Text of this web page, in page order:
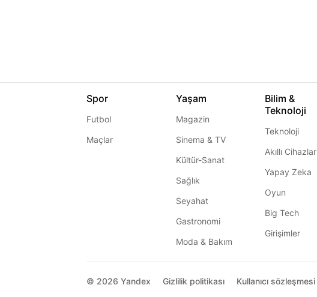
Spor
Futbol
Maçlar
Yaşam
Magazin
Sinema & TV
Kültür-Sanat
Sağlık
Seyahat
Gastronomi
Moda & Bakım
Bilim &
Teknoloji
Teknoloji
Akıllı Cihazlar
Yapay Zeka
Oyun
Big Tech
Girişimler
© 2026 Yandex Gizlilik politikası Kullanıcı sözleşmesi